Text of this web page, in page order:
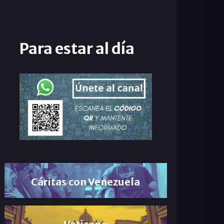
Para estar al día
Cáritas con Venezuela